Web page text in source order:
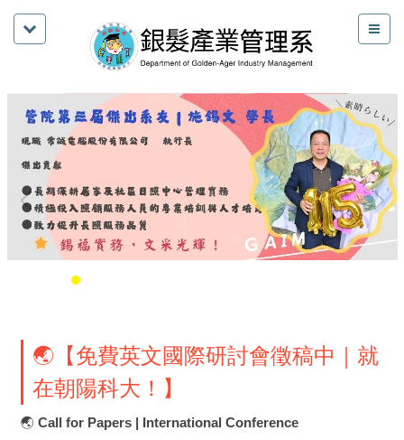
🌏【免費英文國際研討會徵稿中｜就
在朝陽科大！】
🌏 Call for Papers | International Conference